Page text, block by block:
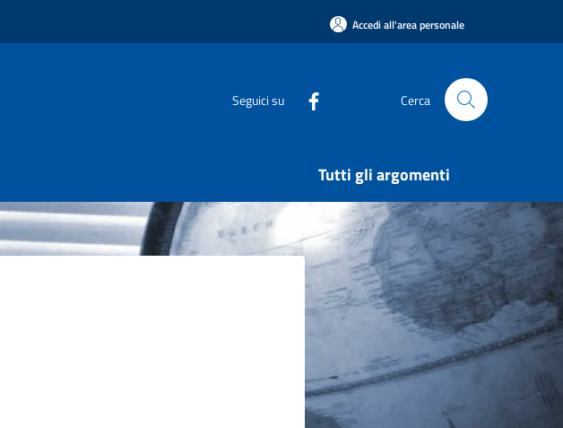
Accedi all'area personale
Seguici su Cerca
Tutti gli argomenti